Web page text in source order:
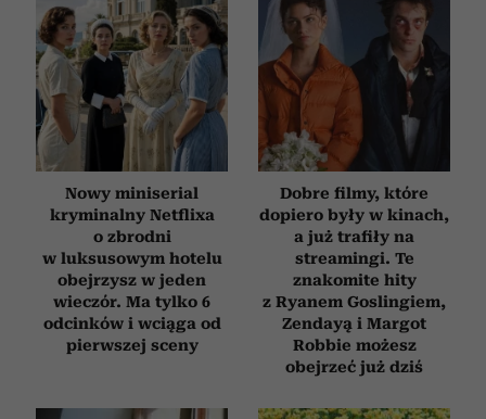
Nowy miniserial
kryminalny Netflixa
o zbrodni
w luksusowym hotelu
obejrzysz w jeden
wieczór. Ma tylko 6
odcinków i wciąga od
pierwszej sceny
Dobre filmy, które
dopiero były w kinach,
a już trafiły na
streamingi. Te
znakomite hity
z Ryanem Goslingiem,
Zendayą i Margot
Robbie możesz
obejrzeć już dziś